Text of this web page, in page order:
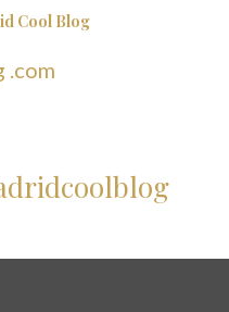
Cool Blog
.com